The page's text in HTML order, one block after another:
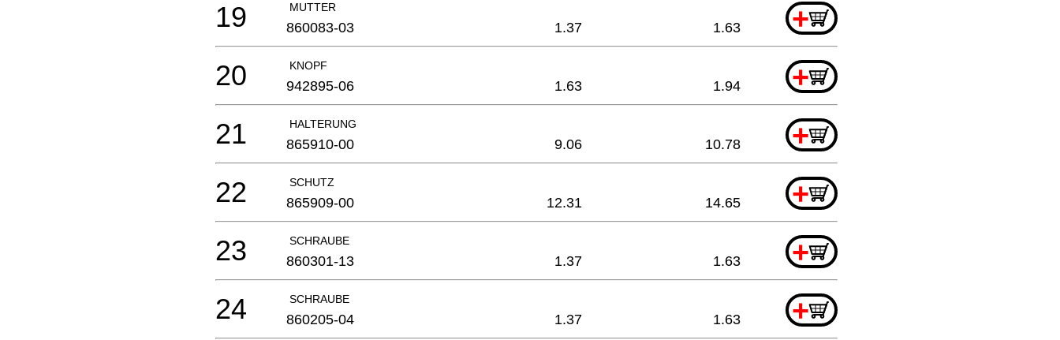
MUTTER +
19 860083-03 1.37 1.63
KNOPF +
20 942895-06 1.63 1.94
HALTERUNG +
21 865910-00 9.06 10.78
SCHUTZ +
22 865909-00 12.31 14.65
SCHRAUBE +
23 860301-13 1.37 1.63
SCHRAUBE +
24 860205-04 1.37 1.63